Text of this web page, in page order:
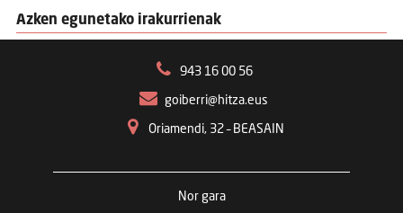
Azken egunetako irakurrienak
943 16 00 56
goiberri@hitza.eus
Oriamendi, 32 – BEASAIN
Nor gara